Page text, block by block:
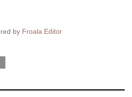
by Froala Editor